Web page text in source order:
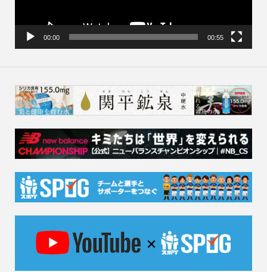
00:00 00:55